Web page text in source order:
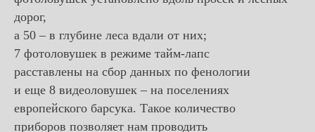
дорог,
а 50 – в глубине леса вдали от них;
7 фотоловушек в режиме тайм-лапс
расставлены на сбор данных по фенологии
и еще 8 видеоловушек – на поселениях
европейского барсука. Такое количество
приборов позволяет нам проводить